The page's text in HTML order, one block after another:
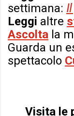
settimana:
Leggi altre
Ascolta la
Guarda un
spettacolo
Visita le